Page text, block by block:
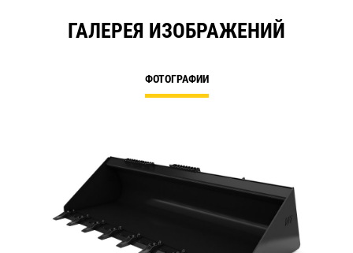
ГАЛЕРЕЯ ИЗОБРАЖЕНИЙ
ФОТОГРАФИИ